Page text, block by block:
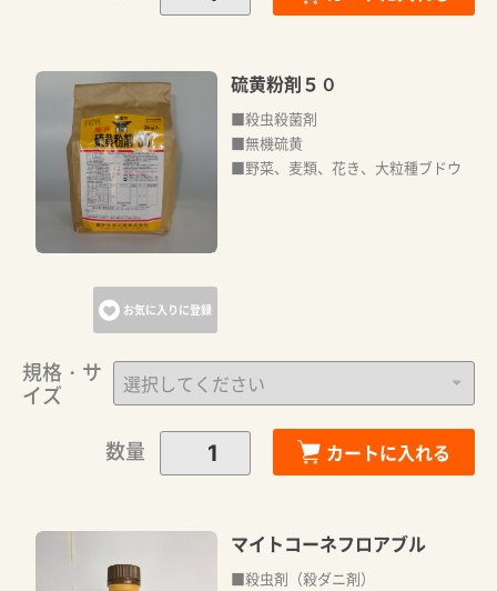
お気に入りに登録
硫黄粉剤５０
■殺虫殺菌剤
■無機硫黄
■野菜、麦類、花き、大粒種ブドウ
規格・サ
イズ
数量
カートに入れる
マイトコーネフロアブル
■殺虫剤（殺ダニ剤）